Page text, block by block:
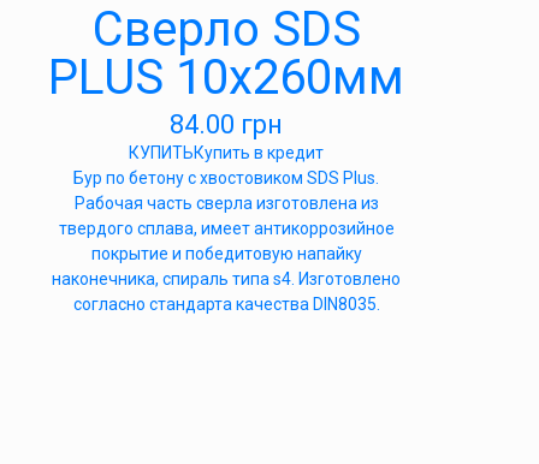
Сверло SDS
PLUS 10х260мм
84.00 грн
КУПИТЬКупить в кредит
Бур по бетону с хвостовиком SDS Plus.
Рабочая часть сверла изготовлена из
твердого сплава, имеет антикоррозийное
покрытие и победитовую напайку
наконечника, спираль типа s4. Изготовлено
согласно стандарта качества DIN8035.